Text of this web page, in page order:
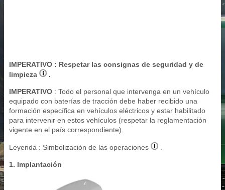
IMPERATIVO : Respetar las consignas de seguridad y de
limpieza
.
IMPERATIVO : Todo el personal que intervenga en un vehículo
equipado con baterías de tracción debe haber recibido una
formación específica en vehículos eléctricos y estar habilitado
para intervenir en estos vehículos (respetar la reglamentación
vigente en el país correspondiente).
Leyenda : Simbolización de las operaciones
1. Implantación